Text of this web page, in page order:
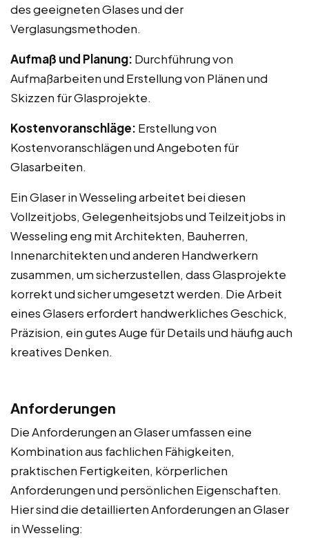
des geeigneten Glases und der
Verglasungsmethoden.
Aufmaß und Planung: Durchführung von
Aufmaßarbeiten und Erstellung von Plänen und
Skizzen für Glasprojekte.
Kostenvoranschläge: Erstellung von
Kostenvoranschlägen und Angeboten für
Glasarbeiten.
Ein Glaser in Wesseling arbeitet bei diesen
Vollzeitjobs, Gelegenheitsjobs und Teilzeitjobs in
Wesseling eng mit Architekten, Bauherren,
Innenarchitekten und anderen Handwerkern
zusammen, um sicherzustellen, dass Glasprojekte
korrekt und sicher umgesetzt werden. Die Arbeit
eines Glasers erfordert handwerkliches Geschick,
Präzision, ein gutes Auge für Details und häufig auch
kreatives Denken.
Anforderungen
Die Anforderungen an Glaser umfassen eine
Kombination aus fachlichen Fähigkeiten,
praktischen Fertigkeiten, körperlichen
Anforderungen und persönlichen Eigenschaften.
Hier sind die detaillierten Anforderungen an Glaser
in Wesseling: